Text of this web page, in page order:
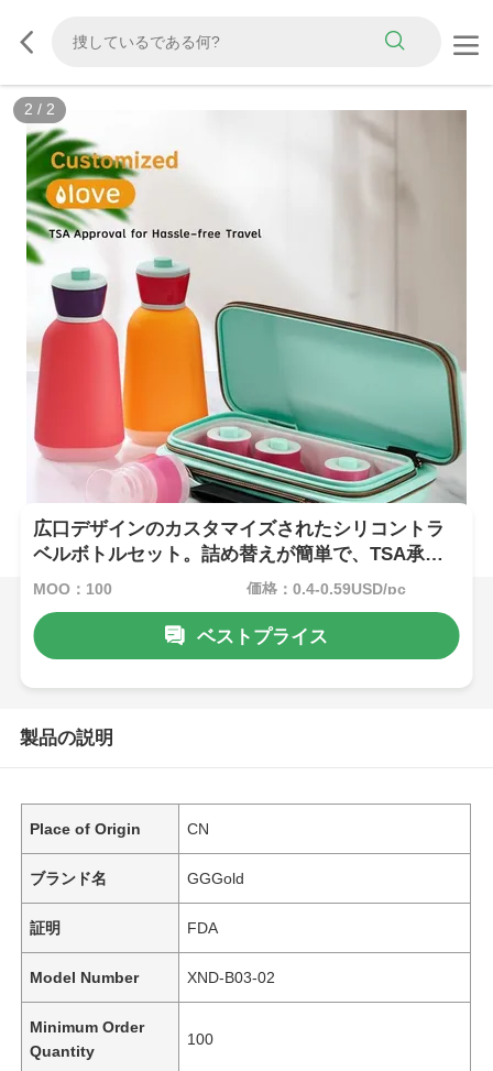
2 / 2
広口デザインのカスタマイズされたシリコントラ
ベルボトルセット。詰め替えが簡単で、TSA承認
の旅行用です。
MOQ：100 価格：0.4-0.59USD/pc
ベストプライス
製品の説明
Place of Origin CN
ブランド名 GGGold
証明 FDA
Model Number XND-B03-02
Minimum Order
Quantity
100